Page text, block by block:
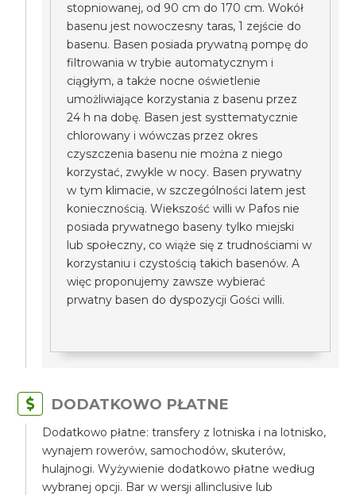
stopniowanej, od 90 cm do 170 cm. Wokół
basenu jest nowoczesny taras, 1 zejście do
basenu. Basen posiada prywatną pompę do
filtrowania w trybie automatycznym i
ciągłym, a także nocne oświetlenie
umożliwiające korzystania z basenu przez
24 h na dobę. Basen jest systtematycznie
chlorowany i wówczas przez okres
czyszczenia basenu nie można z niego
korzystać, zwykle w nocy. Basen prywatny
w tym klimacie, w szczególności latem jest
koniecznością. Wiekszość willi w Pafos nie
posiada prywatnego baseny tylko miejski
lub społeczny, co wiąże się z trudnościami w
korzystaniu i czystością takich basenów. A
więc proponujemy zawsze wybierać
prwatny basen do dyspozycji Gości willi.
DODATKOWO PŁATNE
Dodatkowo płatne: transfery z lotniska i na lotnisko,
wynajem rowerów, samochodów, skuterów,
hulajnogi. Wyżywienie dodatkowo płatne według
wybranej opcji. Bar w wersji allinclusive lub